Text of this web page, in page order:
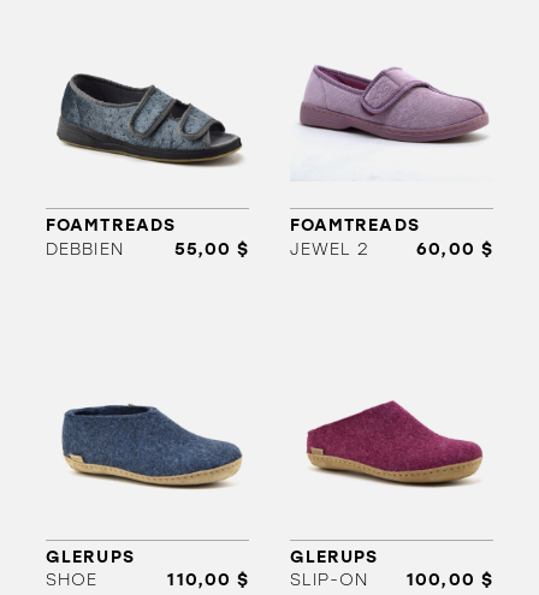
ORTHÈSES SOLDES MARQUES
FOAMTREADS
DEBBIEN
55,00 $
FOAMTREADS
JEWEL 2
60,00 $
GLERUPS
SHOE
110,00 $
GLERUPS
SLIP-ON
100,00 $